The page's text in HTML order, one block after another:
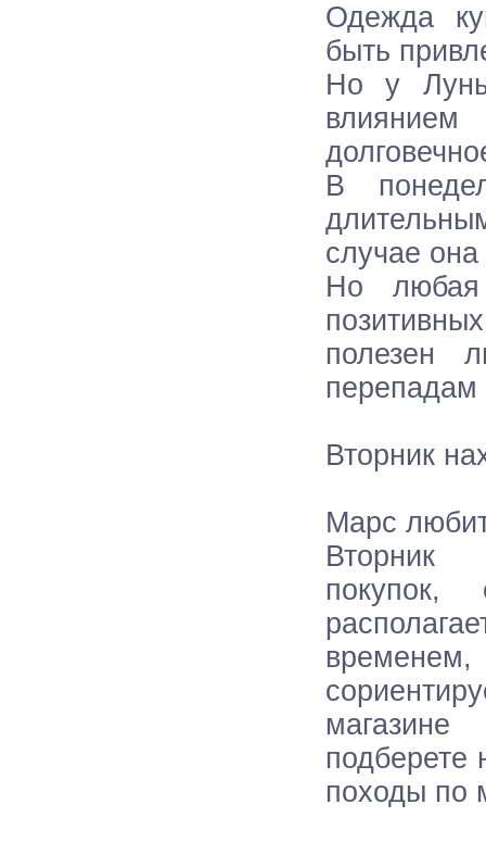
Одежда
быть
Но у
В
случае
Но любая
полезен
перепадам
Вторник
Марс
походы по